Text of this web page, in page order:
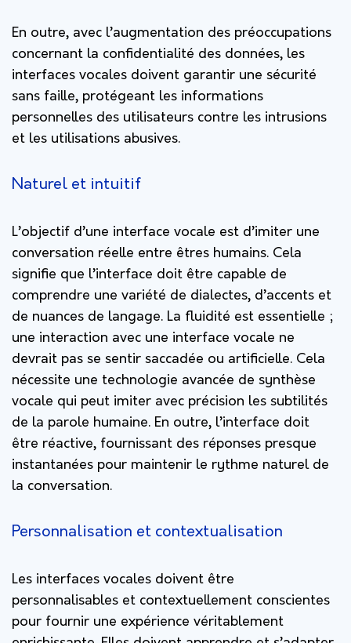
En outre, avec l’augmentation des préoccupations
concernant la confidentialité des données, les
interfaces vocales doivent garantir une sécurité
sans faille, protégeant les informations
personnelles des utilisateurs contre les intrusions
et les utilisations abusives.
Naturel et intuitif
L’objectif d’une interface vocale est d’imiter une
conversation réelle entre êtres humains. Cela
signifie que l’interface doit être capable de
comprendre une variété de dialectes, d’accents et
de nuances de langage. La fluidité est essentielle ;
une interaction avec une interface vocale ne
devrait pas se sentir saccadée ou artificielle. Cela
nécessite une technologie avancée de synthèse
vocale qui peut imiter avec précision les subtilités
de la parole humaine. En outre, l’interface doit
être réactive, fournissant des réponses presque
instantanées pour maintenir le rythme naturel de
la conversation.
Personnalisation et contextualisation
Les interfaces vocales doivent être
personnalisables et contextuellement conscientes
pour fournir une expérience véritablement